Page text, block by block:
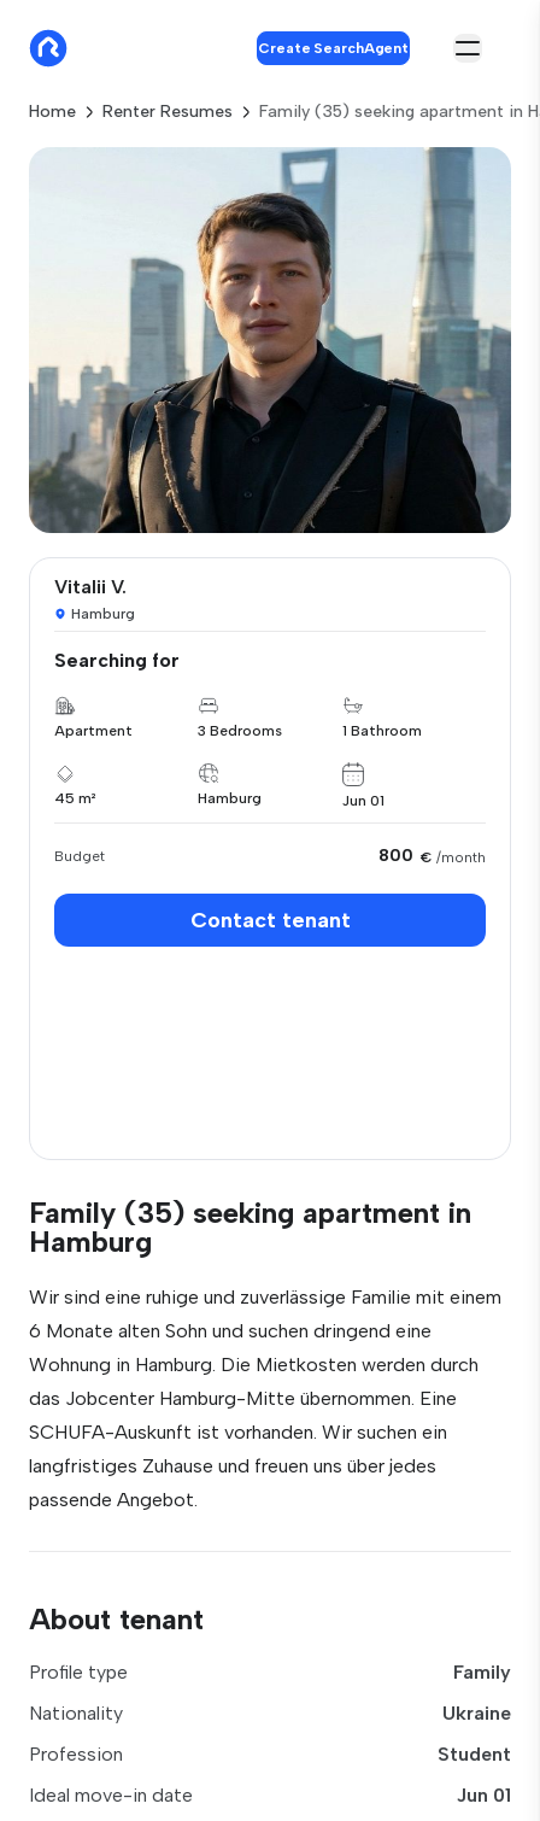
Create SearchAgent
Home Renter Resumes Family (35) seeking apartment in
Vitalii V.
Hamburg
Searching for
Apartment 3 Bedrooms 1 Bathroom
45 m² Hamburg Jun 01
Budget 800 € /month
Contact tenant
Family (35) seeking apartment in
Hamburg
Wir sind eine ruhige und zuverlässige Familie mit einem
6 Monate alten Sohn und suchen dringend eine
Wohnung in Hamburg. Die Mietkosten werden durch
das Jobcenter Hamburg-Mitte übernommen. Eine
SCHUFA-Auskunft ist vorhanden. Wir suchen ein
langfristiges Zuhause und freuen uns über jedes
passende Angebot.
About tenant
Profile type
Family
Nationality
Ukraine
Profession
Student
Ideal move-in date
Jun 01